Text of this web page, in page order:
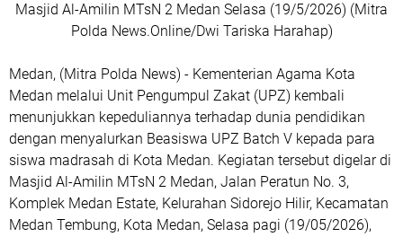
Masjid Al-Amilin MTsN 2 Medan Selasa (19/5/2026) (Mitra
Polda News.Online/Dwi Tariska Harahap)
Medan, (Mitra Polda News) - Kementerian Agama Kota
Medan melalui Unit Pengumpul Zakat (UPZ) kembali
menunjukkan kepeduliannya terhadap dunia pendidikan
dengan menyalurkan Beasiswa UPZ Batch V kepada para
siswa madrasah di Kota Medan. Kegiatan tersebut digelar di
Masjid Al-Amilin MTsN 2 Medan, Jalan Peratun No. 3,
Komplek Medan Estate, Kelurahan Sidorejo Hilir, Kecamatan
Medan Tembung, Kota Medan, Selasa pagi (19/05/2026),